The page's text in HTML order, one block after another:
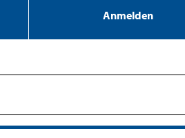
Anmelden